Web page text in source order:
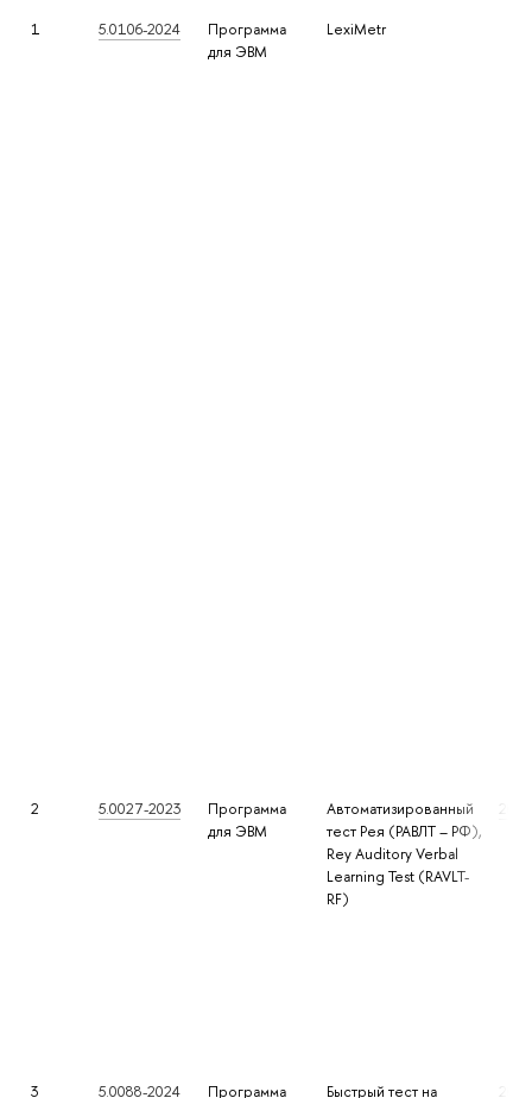
1 5.0106-2024
Программа
для ЭВМ
LexiMetr
2 5.0027-2023
Программа
для ЭВМ
Автоматизированный
тест Рея (РАВЛТ – РФ),
Rey Auditory Verbal
Learning Test (RAVLT-
RF)
3 5.0088-2024
Программа
Быстрый тест на